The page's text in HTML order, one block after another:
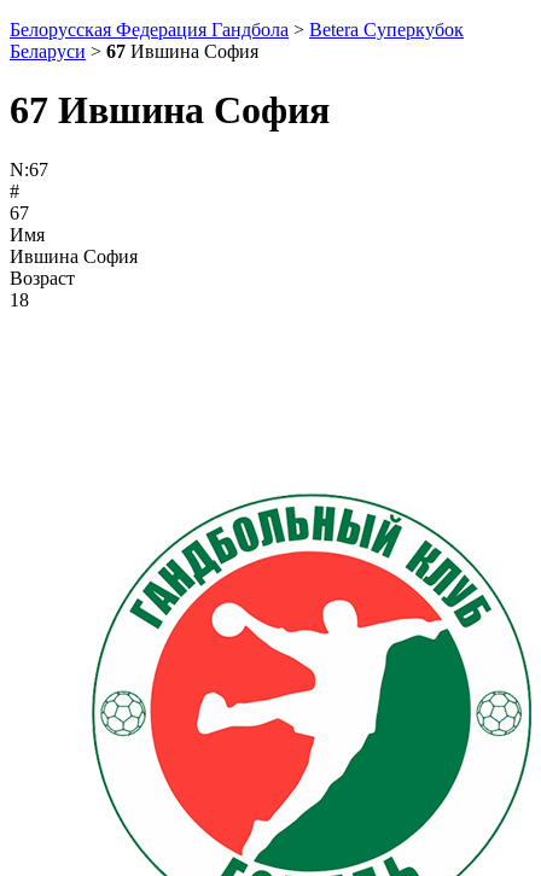
Белорусская Федерация Гандбола > Betera Суперкубок
Беларуси > 67 Ившина София
67 Ившина София
N:67
#
67
Имя
Ившина София
Возраст
18